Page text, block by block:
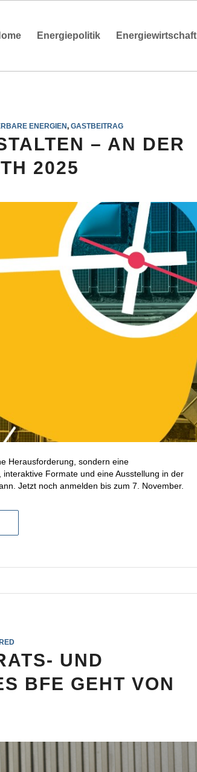
Energiepolitik Energiewirtschaft
ENERGIEN, GASTBEITRAG
– AN DER
2025
Herausforderung, sondern eine
Formate und eine Ausstellung in der
Jetzt noch anmelden bis zum 7. November.
UND
BFE GEHT VON